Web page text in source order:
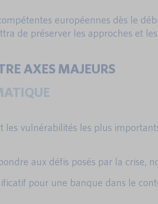
européennes dès le
de préserver les approches et
AXES MAJEURS
vulnérabilités les plus
aux défis posés par la crise,
pour une banque dans le